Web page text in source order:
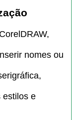
nomes ou
estilos e